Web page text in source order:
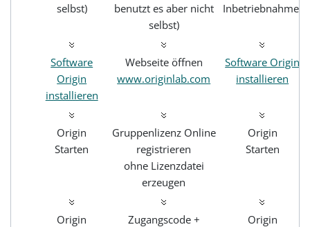
selbst)
benutzt es aber nicht
selbst)
Inbetriebnahme)
Software
Origin
installieren
Webseite öffnen
www.originlab.com
Software Origin
installieren
Origin
Starten
Gruppenlizenz Online
registrieren
ohne Lizenzdatei
erzeugen
Origin
Starten
Origin
Zugangscode +
Origin